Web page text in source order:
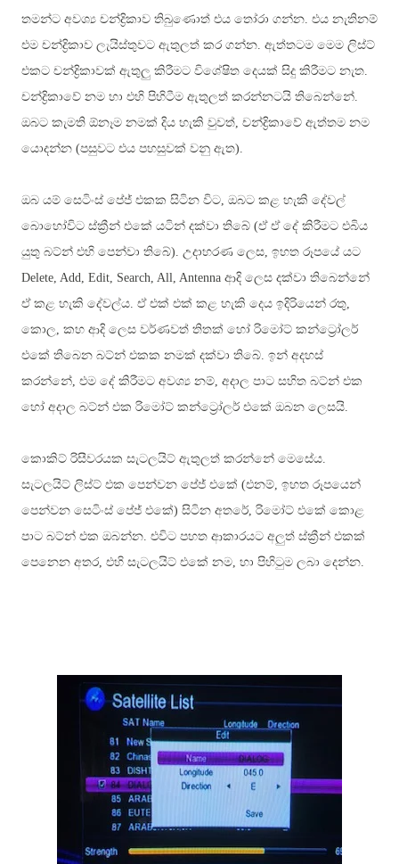
තමන්ට අවශ්‍ය චන්ද්‍රිකාව තිබුණොත් එය තෝරා ගන්න. එය නැතිනම්
එම චන්ද්‍රිකාව ලැයිස්තුවට ඇතුලත් කර ගන්න. ඇත්තටම මෙම ලිස්ට්
එකට චන්ද්‍රිකාවක් ඇතුලු කිරීමට විශේෂිත දෙයක් සිදු කිරීමට නැත.
චන්ද්‍රිකාවේ නම හා එහි පිහිටීම ඇතුලත් කරන්නටයි තිබෙන්නේ.
ඔබට කැමති ඕනෑම නමක් දිය හැකි වුවත්, චන්ද්‍රිකාවේ ඇත්තම නම
යොදන්න (පසුවට එය පහසුවක් වනු ඇත).
ඔබ යම් සෙටිංස් පේජ් එකක සිටින විට, ඔබට කළ හැකි දේවල්
බොහෝවිට ස්ක්‍රීන් එකේ යටින් දක්වා තිබේ (ඒ ඒ දේ කිරීමට එබිය
යුතු බට්න් එහි පෙන්වා තිබේ). උදාහරණ ලෙස, ඉහත රූපයේ යට
Delete, Add, Edit, Search, All, Antenna ආදි ලෙස දක්වා තිබෙන්නේ
ඒ කළ හැකි දේවල්ය. ඒ එක් එක් කළ හැකි දෙය ඉදිරියෙන් රතු,
කොල, කහ ආදි ලෙස වර්ණවත් තිතක් හෝ රිමෝට් කන්ට්‍රෝලර්
එකේ තිබෙන බට්න් එකක නමක් දක්වා තිබේ. ඉන් අදහස්
කරන්නේ, එම දේ කිරීමට අවශ්‍ය නම්, අදාල පාට සහිත බට්න් එක
හෝ අදාල බට්න් එක රිමෝට් කන්ට්‍රෝලර් එකේ ඔබන ලෙසයි.
කොකිට් රිසීවරයක සැටලයිට් ඇතුලත් කරන්නේ මෙසේය.
සැටලයිට් ලිස්ට් එක පෙන්වන පේජ් එකේ (එනම්, ඉහත රූපයෙන්
පෙන්වන සෙටිංස් පේජ් එකේ) සිටින අතරේ, රිමෝට් එකේ කොළ
පාට බට්න් එක ඔබන්න. එවිට පහත ආකාරයට අලුත් ස්ක්‍රීන් එකක්
පෙනෙන අතර, එහි සැටලයිට් එකේ නම, හා පිහිටුම ලබා දෙන්න.